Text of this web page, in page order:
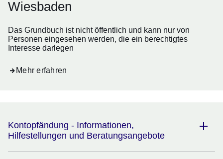
Wiesbaden
Das Grundbuch ist nicht öffentlich und kann nur von
Personen eingesehen werden, die ein berechtigtes
Interesse darlegen
Mehr erfahren
Kontopfändung - Informationen,
Hilfestellungen und Beratungsangebote